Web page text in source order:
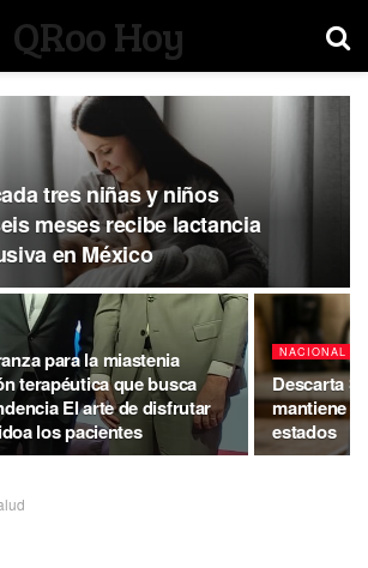
QRoo Hoy
tres niñas y niños
meses recibe lactancia
en México
para la miastenia
terapéutica que busca
El arte de disfrutar
los pacientes
NACIONAL
Descarta
mantiene
estados